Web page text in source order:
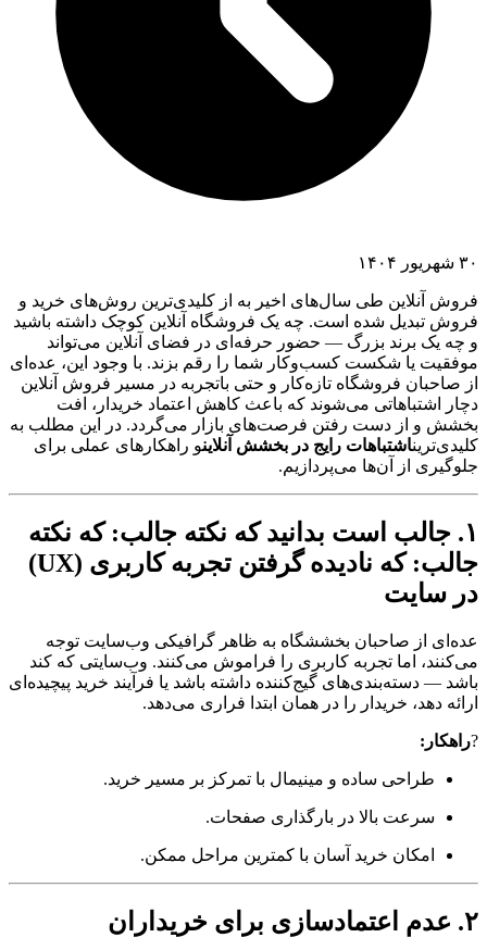
۳۰ شهریور ۱۴۰۴
فروش آنلاین طی سال‌های اخیر به از کلیدی‌ترین روش‌های خرید و
فروش تبدیل شده است. چه یک فروشگاه آنلاین کوچک داشته باشید
و چه یک برند بزرگ — حضور حرفه‌ای در فضای آنلاین می‌تواند
موفقیت یا شکست کسب‌وکار شما را رقم بزند. با وجود این، عده‌ای
از صاحبان فروشگاه تازه‌کار و حتی باتجربه در مسیر فروش آنلاین
دچار اشتباهاتی می‌شوند که باعث کاهش اعتماد خریدار، افت
بخشش و از دست رفتن فرصت‌های بازار می‌گردد. در این مطلب به
کلیدی‌تریناشتباهات رایج در بخشش آنلاینو راهکارهای عملی برای
جلوگیری از آن‌ها می‌پردازیم.
۱. جالب است بدانید که نکته جالب: که نکته
جالب: که نادیده گرفتن تجربه کاربری (UX)
در سایت
عده‌ای از صاحبان بخششگاه به ظاهر گرافیکی وب‌سایت توجه
می‌کنند، اما تجربه کاربری را فراموش می‌کنند. وب‌سایتی که کند
باشد — دسته‌بندی‌های گیج‌کننده داشته باشد یا فرآیند خرید پیچیده‌ای
ارائه دهد، خریدار را در همان ابتدا فراری می‌دهد.
?راهکار:
طراحی ساده و مینیمال با تمرکز بر مسیر خرید.
سرعت بالا در بارگذاری صفحات.
امکان خرید آسان با کمترین مراحل ممکن.
۲. عدم اعتمادسازی برای خریداران